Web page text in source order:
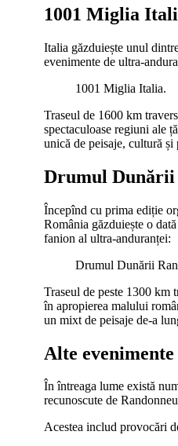
1001 Miglia
Italia găzduiește unul
evenimente de ultra-
1001 Miglia Italia.
Traseul de 1600 km
spectaculoase regiuni ale
unică de peisaje, cultură
Drumul Dunării
Începînd cu prima ediție
România găzduiește o
fanion al ultra-anduranței:
Drumul Dunării
Traseul de peste 1300 km
în apropierea malului
un mixt de peisaje de-a
Alte
În întreaga lume există
recunoscute de
Acestea includ provocări